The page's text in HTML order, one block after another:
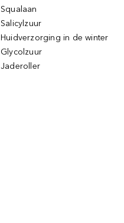
Squalaan
Salicylzuur
Huidverzorging in de winter
Glycolzuur
Jaderoller